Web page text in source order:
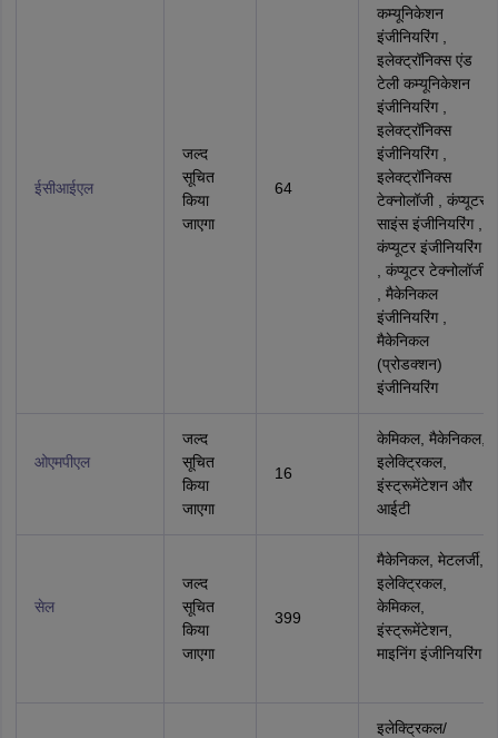
ईसीआईएल
जल्द
सूचित
किया
जाएगा
64
कम्यूनिकेशन
इंजीनियरिंग ,
इलेक्ट्रॉनिक्स एंड
टेली कम्यूनिकेशन
इंजीनियरिंग ,
इलेक्ट्रॉनिक्स
इंजीनियरिंग ,
इलेक्ट्रॉनिक्स
टेक्‍नोलॉजी , कंप्यूटर
साइंस इंजीनियरिंग ,
कंप्यूटर इंजीनियरिंग
, कंप्यूटर टेक्‍नोलॉजी
, मैकेनिकल
इंजीनियरिंग ,
मैकेनिकल
(प्रोडक्‍शन)
इंजीनियरिंग
ओएमपीएल
जल्द
सूचित
किया
जाएगा
16
केमिकल, मैकेनिकल,
इलेक्ट्रिकल,
इंस्ट्रूमेंटेशन और
आईटी
सेल
जल्द
सूचित
किया
जाएगा
399
मैकेनिकल, मेटलर्जी,
इलेक्ट्रिकल,
केमिकल,
इंस्ट्रूमेंटेशन,
माइनिंग इंजीनियरिंग
इलेक्ट्रिकल/